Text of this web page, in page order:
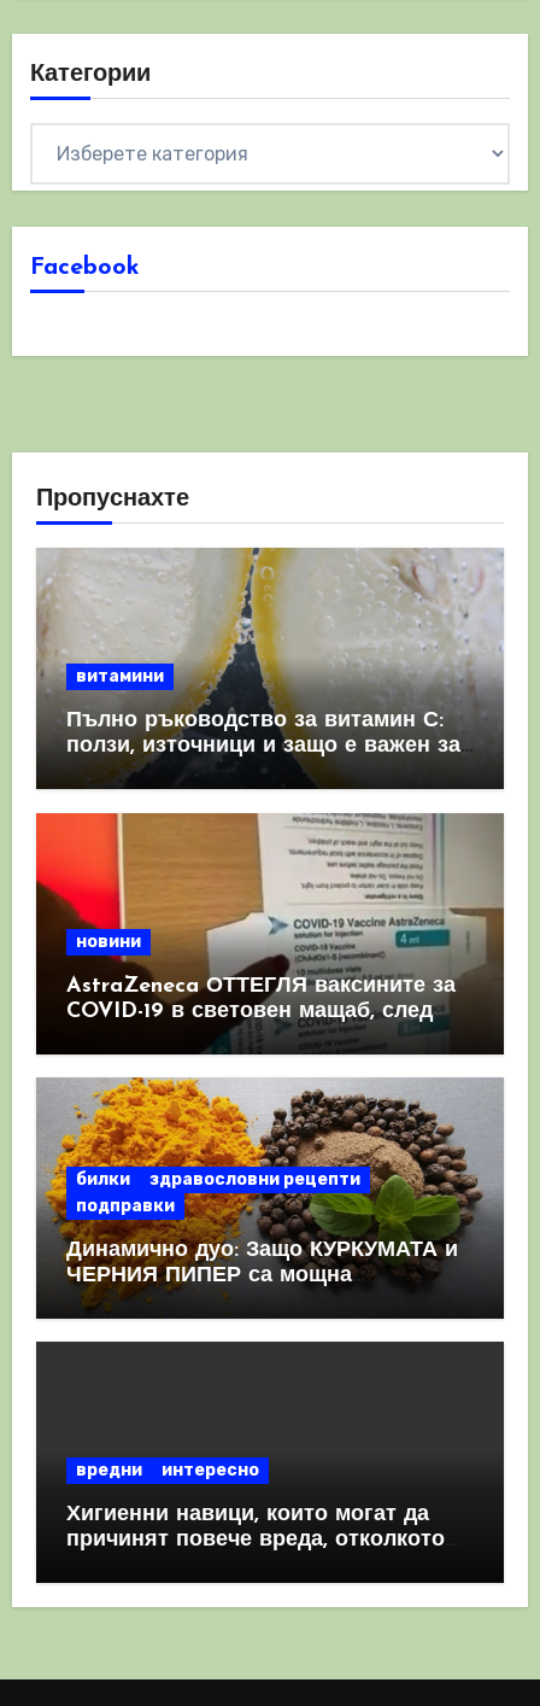
Категории
Facebook
Пропуснахте
витамини
Пълно ръководство за витамин С:
ползи, източници и защо е важен за
имунната система
новини
AstraZeneca ОТТЕГЛЯ ваксините за
COVID-19 в световен мащаб, след
като призна, че те причиняват
КРЪВНИ съсиреци
билки
здравословни рецепти
подправки
Динамично дуо: Защо КУРКУМАТА и
ЧЕРНИЯ ПИПЕР са мощна
комбинация
вредни интересно
Хигиенни навици, които могат да
причинят повече вреда, отколкото